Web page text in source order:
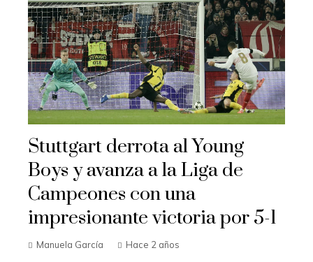
Stuttgart derrota al Young
Boys y avanza a la Liga de
Campeones con una
impresionante victoria por 5-1
Manuela García Hace 2 años